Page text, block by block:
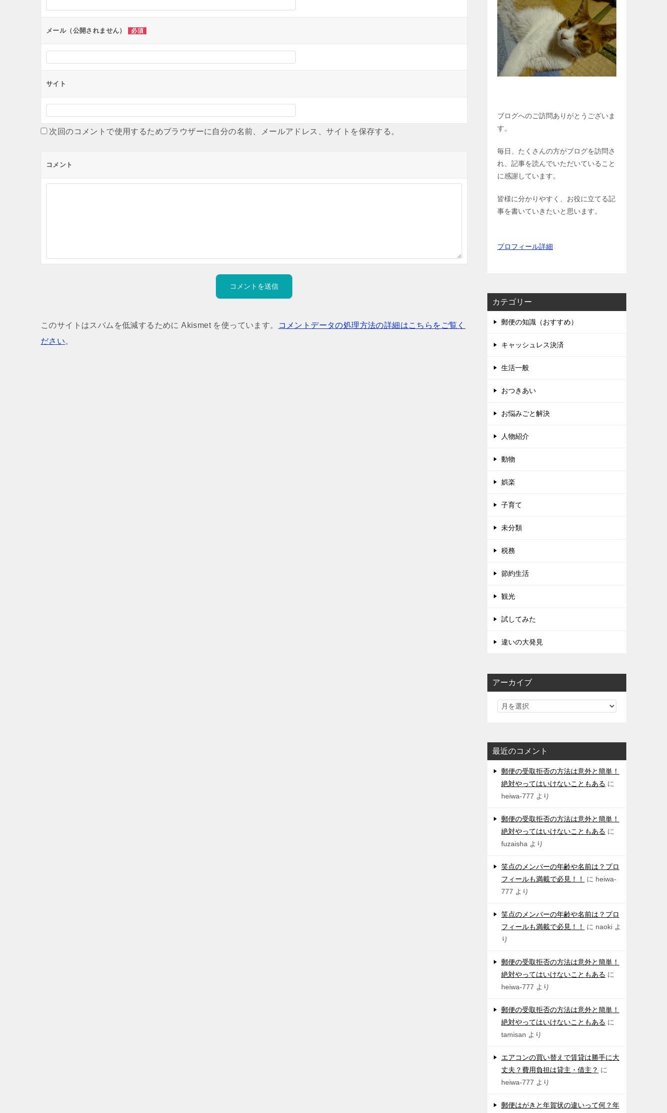
ョ
ン
メール（公開されません） 必須
サイト
次回のコメントで使用するためブラウザーに自分の名前、メールアドレス、サイトを保存する。
コメント
このサイトはスパムを低減するために Akismet を使っています。
コメントデータの処理方法の詳細はこちらをご覧く
ださい。
ブログへのご訪問ありがとうございま
す。
毎日、たくさんの方がブログを訪問さ
れ、記事を読んでいただいていること
に感謝しています。
皆様に分かりやすく、お役に立てる記
事を書いていきたいと思います。
プロフィール詳細
カテゴリー
郵便の知識（おすすめ）
キャッシュレス決済
生活一般
おつきあい
お悩みごと解決
人物紹介
動物
娯楽
子育て
未分類
税務
節約生活
観光
試してみた
違いの大発見
アーカイブ
最近のコメント
郵便の受取拒否の方法は意外と簡単！
絶対やってはいけないこともある に
heiwa-777 より
郵便の受取拒否の方法は意外と簡単！
絶対やってはいけないこともある に
fuzaisha より
笑点のメンバーの年齢や名前は？プロ
フィールも満載で必見！！
に heiwa-
777 より
笑点のメンバーの年齢や名前は？プロ
フィールも満載で必見！！
に naoki よ
り
郵便の受取拒否の方法は意外と簡単！
絶対やってはいけないこともある に
heiwa-777 より
郵便の受取拒否の方法は意外と簡単！
絶対やってはいけないこともある に
tamisan より
エアコンの買い替えで賃貸は勝手に大
丈夫？費用負担は貸主・借主？ に
heiwa-777 より
郵便はがきと年賀状の違いって何？年